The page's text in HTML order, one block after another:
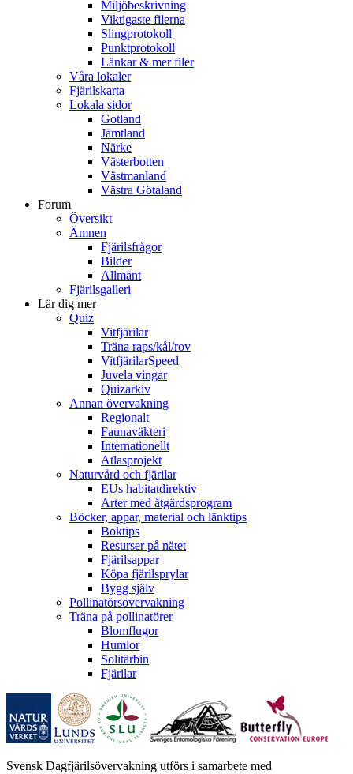
Miljöbeskrivning
Viktigaste filerna
Slingprotokoll
Punktprotokoll
Länkar & mer filer
Våra lokaler
Fjärilskarta
Lokala sidor
Gotland
Jämtland
Närke
Västerbotten
Västmanland
Västra Götaland
Forum
Översikt
Ämnen
Fjärilsfrågor
Bilder
Allmänt
Fjärilsgalleri
Lär dig mer
Quiz
Vitfjärilar
Träna raps/kål/rov
VitfjärilarSpeed
Juvela vingar
Quizarkiv
Annan övervakning
Regionalt
Faunaväkteri
Internationellt
Atlasprojekt
Naturvård och fjärilar
EUs habitatdirektiv
Arter med åtgärdsprogram
Böcker, appar, material och länktips
Boktips
Resurser på nätet
Fjärilsappar
Köpa fjärilsprylar
Bygg själv
Pollinatörsövervakning
Träna på pollinatörer
Blomflugor
Humlor
Solitärbin
Fjärilar
Svensk Dagfjärilsövervakning utförs i samarbete med